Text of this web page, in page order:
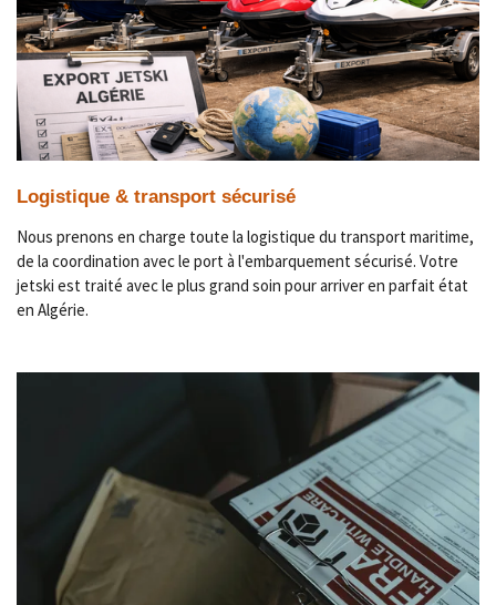
Logistique & transport sécurisé
Nous prenons en charge toute la logistique du transport maritime,
de la coordination avec le port à l'embarquement sécurisé. Votre
jetski est traité avec le plus grand soin pour arriver en parfait état
en Algérie.